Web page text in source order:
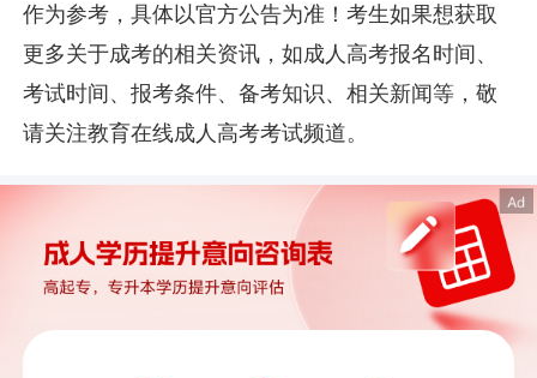
作为参考，具体以官方公告为准！考生如果想获取
更多关于成考的相关资讯，如成人高考报名时间、
考试时间、报考条件、备考知识、相关新闻等，敬
请关注教育在线成人高考考试频道。